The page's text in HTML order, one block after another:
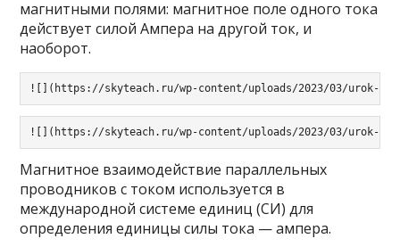
магнитными полями: магнитное поле одного тока
действует силой Ампера на другой ток, и
наоборот.
![](https://skyteach.ru/wp-content/uploads/2023/03/urok-
![](https://skyteach.ru/wp-content/uploads/2023/03/urok-
Магнитное взаимодействие параллельных
проводников с током используется в
международной системе единиц (СИ) для
определения единицы силы тока — ампера.